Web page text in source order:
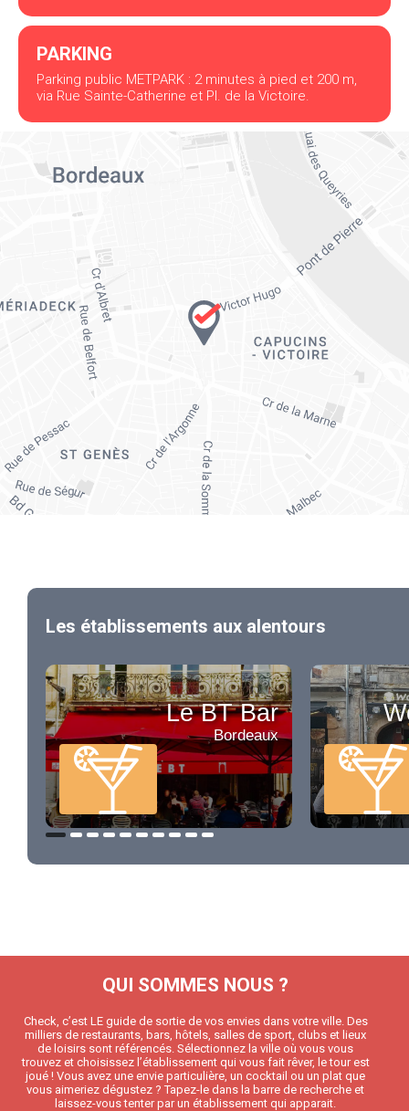
PARKING
Parking public METPARK : 2 minutes à pied et 200 m,
via Rue Sainte-Catherine et Pl. de la Victoire.
Les établissements aux alentours
Le BT Bar
Bordeaux
QUI SOMMES NOUS ?
Check, c’est LE guide de sortie de vos envies dans votre ville. Des
milliers de restaurants, bars, hôtels, salles de sport, clubs et lieux
de loisirs sont référencés. Sélectionnez la ville où vous vous
trouvez et choisissez l’établissement qui vous fait rêver, le tour est
joué ! Vous avez une envie particulière, un cocktail ou un plat que
vous aimeriez dégustez ? Tapez-le dans la barre de recherche et
laissez-vous tenter par un établissement qui apparait.